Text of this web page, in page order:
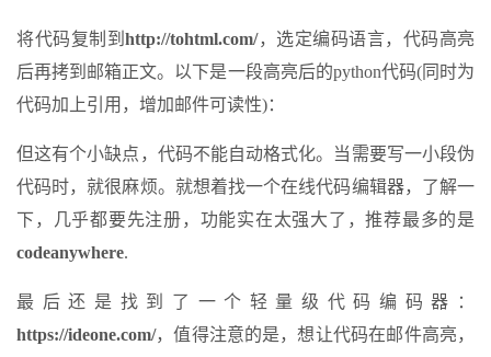
将代码复制到 http://tohtml.com/，选定编码语言，代码高亮
后再拷到邮箱正文。以下是一段高亮后的python代码(同时为
代码加上引用，增加邮件可读性)：
但这有个小缺点，代码不能自动格式化。当需要写一小段伪
代码时，就很麻烦。就想着找一个在线代码编辑器，了解一
下，几乎都要先注册，功能实在太强大了，推荐最多的是
codeanywhere.
最后还是找到了一个轻量级代码编码器：
https://ideone.com/，值得注意的是，想让代码在邮件高亮，